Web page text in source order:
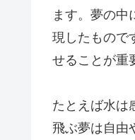
ます。夢の
現したもので
せることが重
たとえば水は
飛ぶ夢は自由